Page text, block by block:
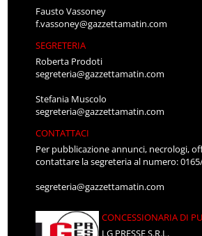
Fausto Vassoney
f.vassoney@gazzettamatin.com
SEGRETERIA
Roberta Prodoti
segreteria@gazzettamatin.com
Stefania Muscolo
segreteria@gazzettamatin.com
CONTATTACI
Per pubblicazione annunci, necrologi,
contattare la segreteria al numero:
segreteria@gazzettamatin.com
CONCESSIONARIA DI
LG PRESSE S.R.L.